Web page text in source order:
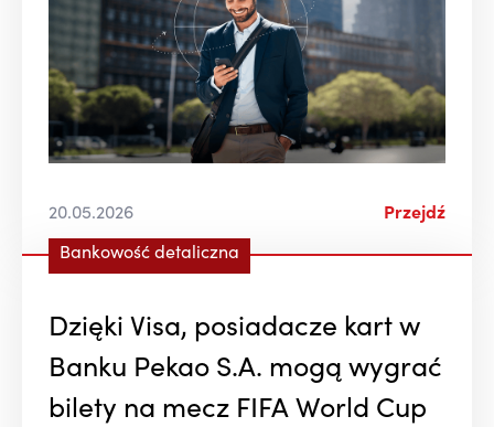
20.05.2026 Przejdź
Bankowość detaliczna
Dzięki Visa, posiadacze kart w
Banku Pekao S.A. mogą wygrać
bilety na mecz FIFA World Cup